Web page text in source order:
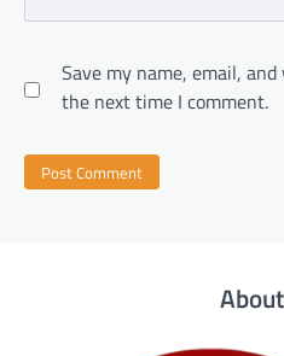
Save my name, email,
the next time I comment.